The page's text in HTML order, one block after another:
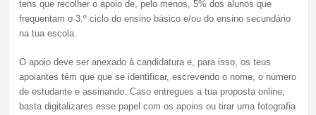
tens que recolher o apoio de, pelo menos, 5% dos alunos que
frequentam o 3.º ciclo do ensino básico e/ou do ensino secundário
na tua escola.
O apoio deve ser anexado à candidatura e, para isso, os teus
apoiantes têm que que se identificar, escrevendo o nome, o número
de estudante e assinando. Caso entregues a tua proposta online,
basta digitalizares esse papel com os apoios ou tirar uma fotografia